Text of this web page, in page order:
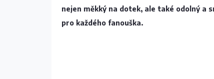
nejen měkký na dotek, ale také odolný a
pro každého fanouška.